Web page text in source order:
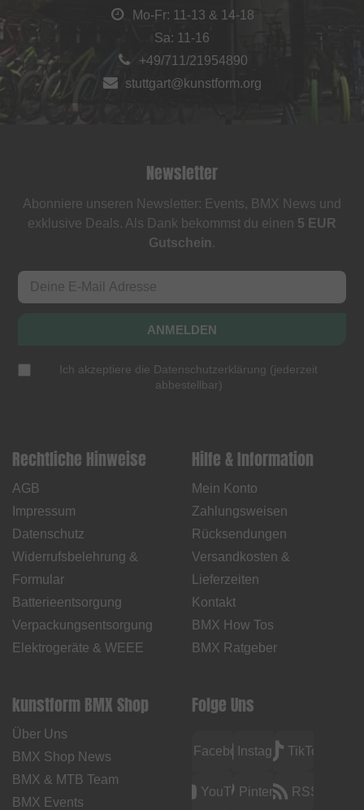
Mo-Fr: 11-13 & 14-18
Sa: 11-16
+49/711/21954890
stuttgart@kunstform.org
Newsletter
Abonniere unseren Newsletter: Events, BMX News und
exklusive Deals. Als Dank bekommst du einen 5 EUR
Gutschein.
ANMELDEN
Ich akzeptiere die Datenschutzerklärung (jederzeit
abbestellbar)
Rechtliche Hinweise
AGB
Impressum
Datenschutz
Widerrufsbelehrung &
Formular
Batterieentsorgung
Verpackungsentsorgung
Elektrogeräte & WEEE
Hilfe & Information
Mein Konto
Zahlungsweisen
Rücksendungen
Versandkosten &
Lieferzeiten
Kontakt
BMX How Tos
BMX Ratgeber
kunstform BMX Shop
Über Uns
BMX Shop News
BMX & MTB Team
BMX Events
Folge Uns
FacebookInstagramTikTok
YouTubePinterest RSS